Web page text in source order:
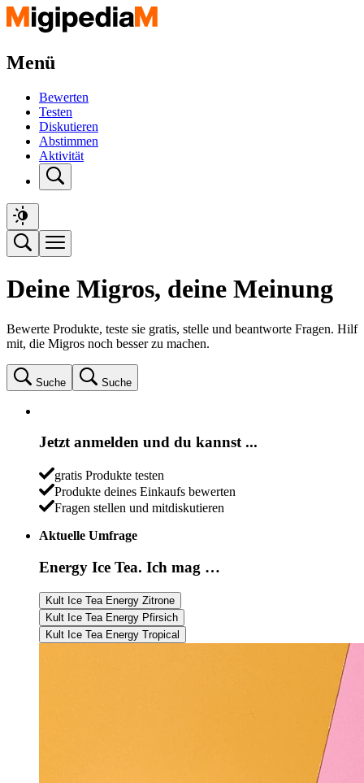
Menü
Bewerten
Testen
Diskutieren
Abstimmen
Aktivität
Deine Migros, deine Meinung
Bewerte Produkte, teste sie gratis, stelle und beantworte Fragen. Hilf
mit, die Migros noch besser zu machen.
Suche Suche
Jetzt anmelden und du kannst ...
gratis Produkte testen
Produkte deines Einkaufs bewerten
Fragen stellen und mitdiskutieren
Aktuelle Umfrage
Energy Ice Tea. Ich mag …
Kult Ice Tea Energy Zitrone
Kult Ice Tea Energy Pfirsich
Kult Ice Tea Energy Tropical